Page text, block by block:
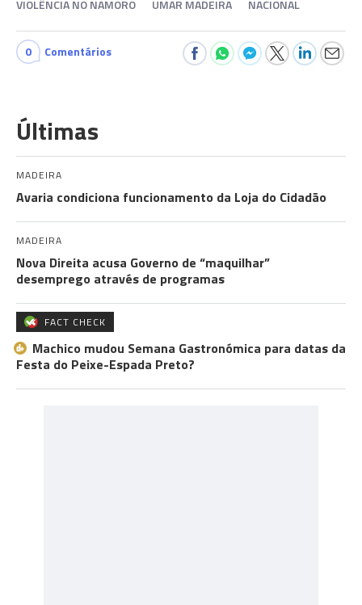
VIOLÊNCIA NO NAMORO UMAR MADEIRA NACIONAL
0 Comentários
Últimas
MADEIRA
Avaria condiciona funcionamento da Loja do Cidadão
MADEIRA
Nova Direita acusa Governo de “maquilhar”
desemprego através de programas
FACT CHECK
Machico mudou Semana Gastronómica para datas da
Festa do Peixe-Espada Preto?